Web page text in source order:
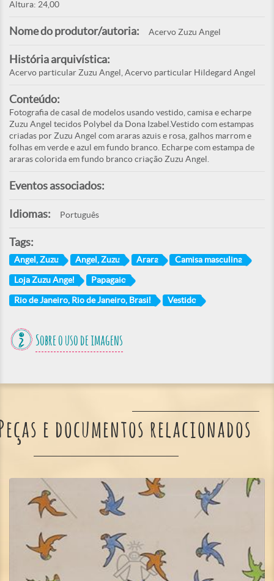
Altura: 24,00
Nome do produtor/autoria: Acervo Zuzu Angel
História arquivística:
Acervo particular Zuzu Angel, Acervo particular Hildegard Angel
Conteúdo:
Fotografia de casal de modelos usando vestido, camisa e echarpe
Zuzu Angel tecidos Polybel da Dona Izabel.Vestido com estampas
criadas por Zuzu Angel com araras azuis e rosa, galhos marrom e
folhas em verde e azul em fundo branco. Echarpe com estampa de
araras colorida em fundo branco criação Zuzu Angel.
Eventos associados:
Idiomas: Português
Tags:
Angel, Zuzu Angel, Zuzu Arara Camisa masculina
Loja Zuzu Angel Papagaio
Rio de Janeiro, Rio de Janeiro, Brasil Vestido
Sobre o uso de imagens
e documentos relacionados